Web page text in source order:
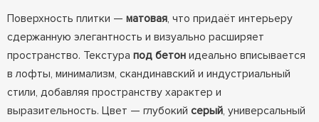
Поверхность плитки — матовая, что придаёт интерьеру
сдержанную элегантность и визуально расширяет
пространство. Текстура под бетонидеально вписывается
в лофты, минимализм, скандинавский и индустриальный
стили, добавляя пространству характер и
выразительность. Цвет — глубокий серый, универсальный